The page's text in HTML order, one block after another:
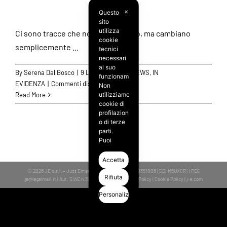
Ci sono tracce che non invecchiano, ma cambiano
semplicemente ...
BySerena Dal Bosco | 9 Luglio 2026 J-NEWS, IN
EVIDENZA | Commenti disabilitati
Stylophonic
riaccende
il
un
album
remix
d’autore
Read More
© 2026 JE s.r.l. – Just Entertainment | VAT IT 11040351006 | SDI M5UXCR1 | PEC
je@legalmail.it | Aut. SIAE n.3964-5/1/3600 |Privacy Policy | Cookie Policy | j-e.com
✕
Questo
sito
utilizza
cookie
tecnici
necessari
al suo
funzionamento.
Non
utilizziamo
cookie di
profilazione
o di terze
parti.
Puoi
rifiutare o
personalizzare
i cookie
premendo
i pulsanti
desiderati.
Accetta
Rifiuta
Personalizza